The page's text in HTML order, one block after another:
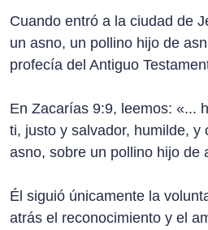
Cuando entró a la ciudad de
un asno, un pollino hijo de
profecía del Antiguo
En Zacarías 9:9, leemos: «...
ti, justo y salvador, humilde, y
asno, sobre un pollino hijo de
Él siguió únicamente la
atrás el reconocimiento y el